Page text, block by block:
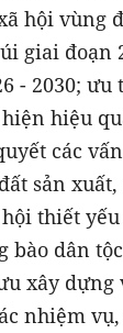
hội vùng
giai đoạn
- 2030;
hiệu
các
sản
thiết
bào dân
xây dựng
nhiệm